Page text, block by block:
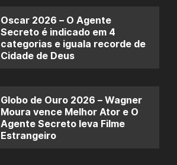
Oscar 2026 – O Agente
Secreto é indicado em 4
categorias e iguala recorde de
Cidade de Deus
Globo de Ouro 2026 – Wagner
Moura vence Melhor Ator e O
Agente Secreto leva Filme
Estrangeiro